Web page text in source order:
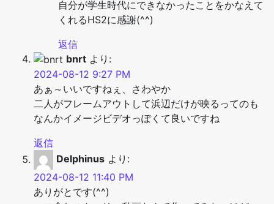
自分が学生時代にできなかったことをかなえて
くれるHS2に感謝(^^)
返信
bnrt より:
2024-08-12 9:27 PM
あぁ～いいですねぇ、さわやか
二人がフレームアウトして浜辺だけが映るってのも
なんかイメージビデオっぽくて良いですね
返信
Delphinus より:
2024-08-12 11:40 PM
ありがとです(^^)